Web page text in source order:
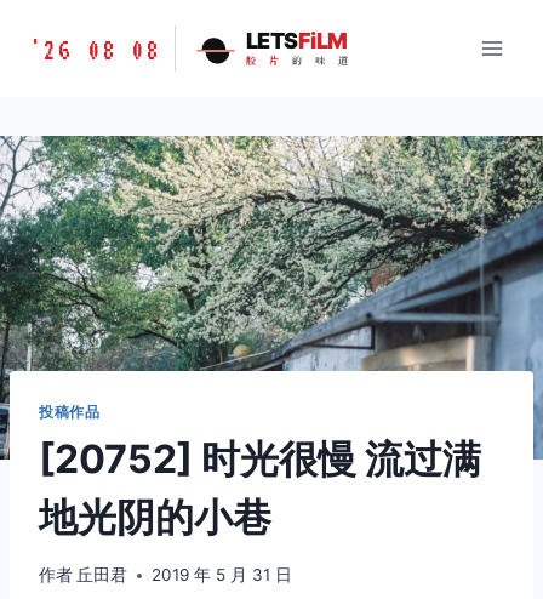
胶
味
道
LETSFILM
'26 08 08 LETSFiLM
胶 片 的 味 道
投稿作品
[20752] 时光很慢 流过满
地光阴的小巷
作者 丘田君 2019 年 5 月 31 日